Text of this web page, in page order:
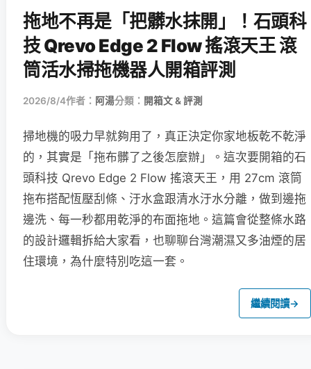
拖地不再是「把髒水抹開」！石頭科
技 Qrevo Edge 2 Flow 搖滾天王 滾
筒活水掃拖機器人開箱評測
2026/8/4作者： 阿湯分類： 開箱文 & 評測
掃地機的吸力早就夠用了，真正決定你家地板乾不乾淨
的，其實是「拖布髒了之後怎麼辦」。這次要開箱的石
頭科技 Qrevo Edge 2 Flow 搖滾天王，用 27cm 滾筒
拖布搭配恆壓刮條、汙水盒跟清水汙水分離，做到邊拖
邊洗、每一秒都用乾淨的布面拖地。這篇會從整條水路
的設計邏輯拆給大家看，也聊聊台灣潮濕又多油煙的居
住環境，為什麼特別吃這一套。
繼續閱讀→